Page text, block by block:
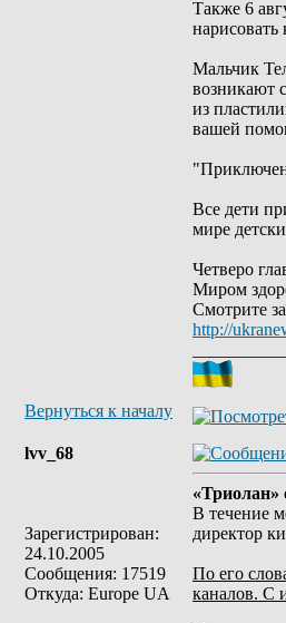
Также 6
нарисовать
Мальчик
возникают
из
вашей
Все дети
мире
Четверо
Миром
Смотрите
http://
Вернуться к началу
lvv_68
Зарегистрирован:
24.10.2005
Сообщения: 17519
Откуда: Europe UA
В течение
директор
По его
каналов. С